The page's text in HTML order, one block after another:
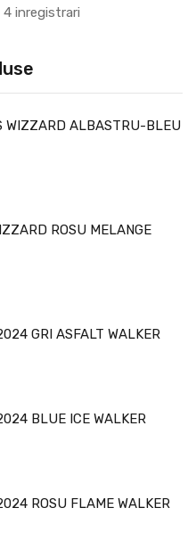
WIZZARD ALBASTRU-BLEU
ROSU MELANGE
GRI ASFALT WALKER
BLUE ICE WALKER
ROSU FLAME WALKER
4 inregistrari